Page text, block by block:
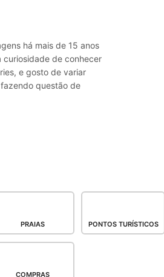
há mais de 15 anos
curiosidade de conhecer
e gosto de variar
questão de
PRAIAS PONTOS TURÍSTICOS
COMPRAS